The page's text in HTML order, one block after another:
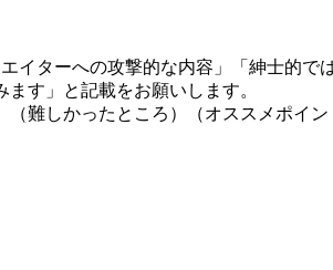
イターへの攻撃的な内容」「紳士的で
す」と記載をお願いします。
難しかったところ）（オススメポイン